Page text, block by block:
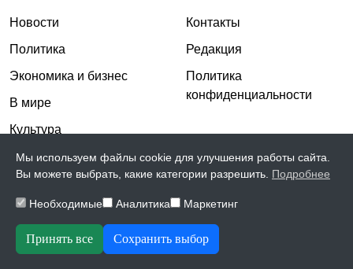
Новости
Политика
Экономика и бизнес
В мире
Культура
Спорт
Происшествия
Скандалы
Контакты
Редакция
Политика
конфиденциальности
Мы используем файлы cookie для улучшения работы сайта.
Вы можете выбрать, какие категории разрешить. Подробнее
Необходимые Аналитика Маркетинг
Принять все Сохранить выбор